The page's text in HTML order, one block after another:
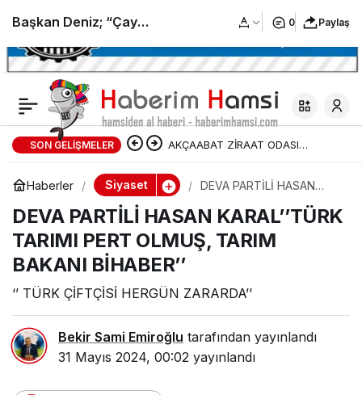
SON GELIŞMELER AKÇAABAT ZİRAAT ODASI
BAŞKANLIĞINDAN FINDIK
ÜRETİCİLERİNE AĞUSTOS AYI İÇİN
UYARI!
Haberler Siyaset
DEVA PARTİLİ HASAN
PERT OLMUŞ, TARIM
BAKANI BİHABER’’
DEVA PARTİLİ HASAN KARAL’’TÜRK
TARIMI PERT OLMUŞ, TARIM
BAKANI BİHABER’’
‘’ TÜRK ÇİFTÇİSİ HERGÜN ZARARDA’’
Bekir Sami Emiroğlu tarafından yayınlandı
31 Mayıs 2024, 00:02 yayınlandı
Başkan Deniz; “Çay
üreticisi sadaka
istemiyor,emeğinin
karşılığını
istiyor.Geçinmek
istiyor,aç kalmak
istemiyor”
0 Paylaş